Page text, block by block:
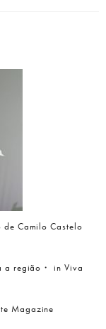
de Camilo Castelo
a região・ in Viva
Magazine